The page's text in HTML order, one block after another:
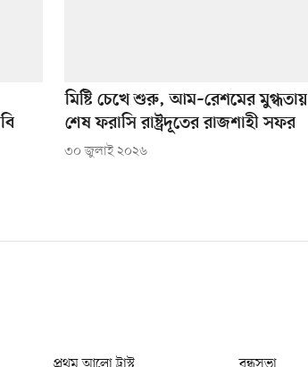
মিষ্টি চেখে শুরু, আম–রেশমের মুগ্ধতায়
শেষ ফরাসি রাষ্ট্রদূতের রাজশাহী সফর
৩০ জুলাই ২০২৬